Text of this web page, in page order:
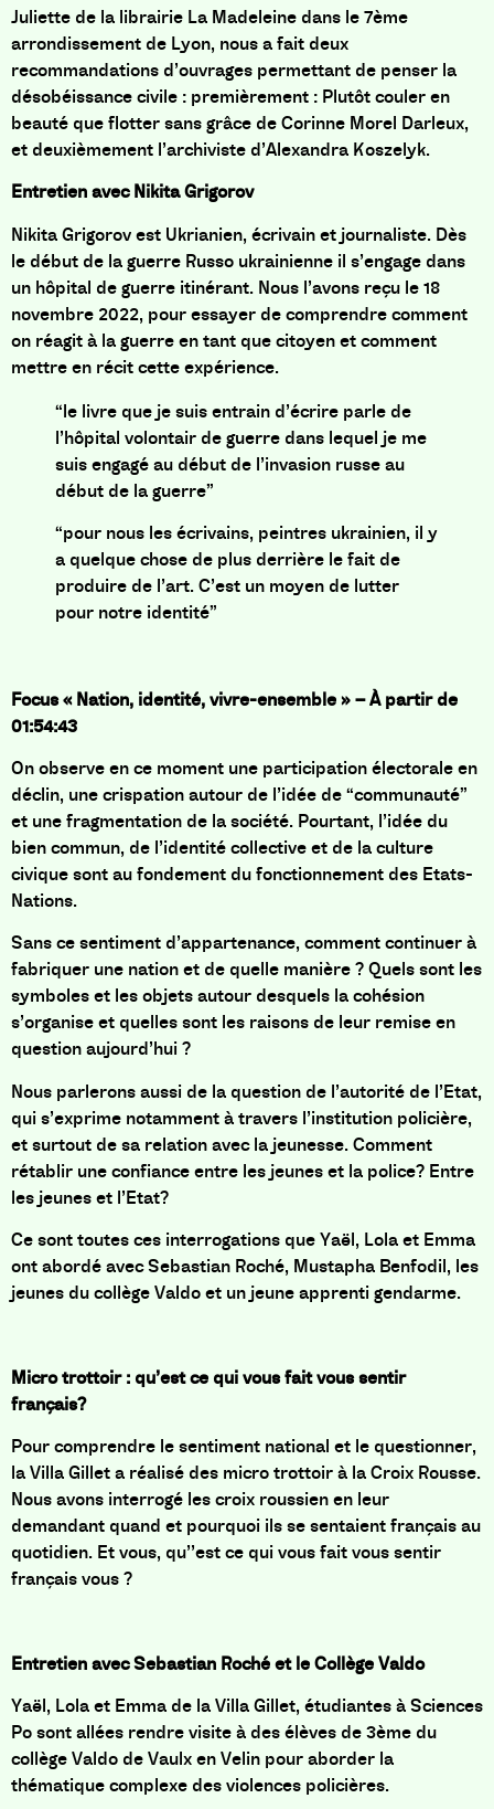
Juliette de la librairie La Madeleine dans le 7ème
arrondissement de Lyon, nous a fait deux
recommandations d’ouvrages permettant de penser la
désobéissance civile : premièrement : Plutôt couler en
beauté que flotter sans grâce de Corinne Morel Darleux,
et deuxièmement l’archiviste d’Alexandra Koszelyk.
Entretien avec Nikita Grigorov
Nikita Grigorov est Ukrianien, écrivain et journaliste. Dès
le début de la guerre Russo ukrainienne il s’engage dans
un hôpital de guerre itinérant. Nous l’avons reçu le 18
novembre 2022, pour essayer de comprendre comment
on réagit à la guerre en tant que citoyen et comment
mettre en récit cette expérience.
“le livre que je suis entrain d’écrire parle de
l’hôpital volontair de guerre dans lequel je me
suis engagé au début de l’invasion russe au
début de la guerre”
“pour nous les écrivains, peintres ukrainien, il y
a quelque chose de plus derrière le fait de
produire de l’art. C’est un moyen de lutter
pour notre identité”
Focus « Nation, identité, vivre-ensemble » – À partir de
01:54:43
On observe en ce moment une participation électorale en
déclin, une crispation autour de l’idée de “communauté”
et une fragmentation de la société. Pourtant, l’idée du
bien commun, de l’identité collective et de la culture
civique sont au fondement du fonctionnement des Etats-
Nations.
Sans ce sentiment d’appartenance, comment continuer à
fabriquer une nation et de quelle manière ? Quels sont les
symboles et les objets autour desquels la cohésion
s’organise et quelles sont les raisons de leur remise en
question aujourd’hui ?
Nous parlerons aussi de la question de l’autorité de l’Etat,
qui s’exprime notamment à travers l’institution policière,
et surtout de sa relation avec la jeunesse. Comment
rétablir une confiance entre les jeunes et la police? Entre
les jeunes et l’Etat?
Ce sont toutes ces interrogations que Yaël, Lola et Emma
ont abordé avec Sebastian Roché, Mustapha Benfodil, les
jeunes du collège Valdo et un jeune apprenti gendarme.
Micro trottoir : qu’est ce qui vous fait vous sentir
français?
Pour comprendre le sentiment national et le questionner,
la Villa Gillet a réalisé des micro trottoir à la Croix Rousse.
Nous avons interrogé les croix roussien en leur
demandant quand et pourquoi ils se sentaient français au
quotidien. Et vous, qu’’est ce qui vous fait vous sentir
français vous ?
Entretien avec Sebastian Roché et le Collège Valdo
Yaël, Lola et Emma de la Villa Gillet, étudiantes à Sciences
Po sont allées rendre visite à des élèves de 3ème du
collège Valdo de Vaulx en Velin pour aborder la
thématique complexe des violences policières.